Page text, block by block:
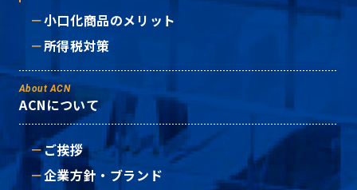
小口化商品のメリット
所得税対策
About ACN
ACNについて
ご挨拶
企業方針・ブランド